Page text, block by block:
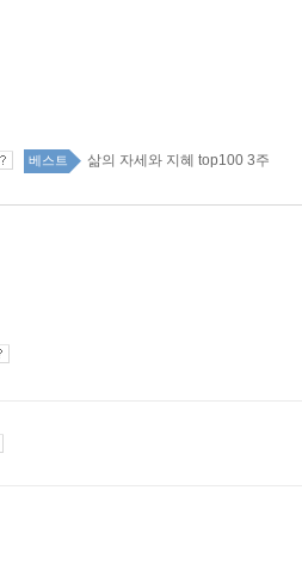
베스트 삶의 자세와 지혜 top100 3주